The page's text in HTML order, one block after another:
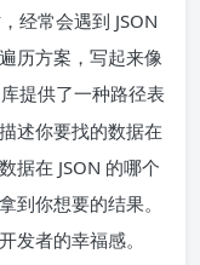
经常会遇到 JSON
历方案，写起来像
库提供了一种路径表
述你要找的数据在
据在 JSON 的哪个
到你想要的结果。
发者的幸福感。